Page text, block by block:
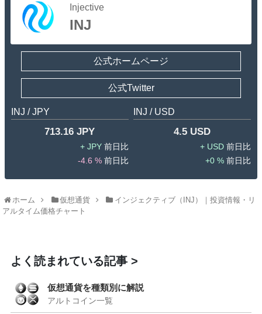
Injective
INJ
公式ホームページ
公式Twitter
INJ / JPY
713.16 JPY
JPY
-4.6 %
INJ / USD
4.5 USD
USD
0 %
ホーム 仮想通貨
インジェクティブ（INJ）｜投資情報・リ
アルタイム価格チャート
よく読まれている記事
仮想通貨を種類別に解説
アルトコイン一覧